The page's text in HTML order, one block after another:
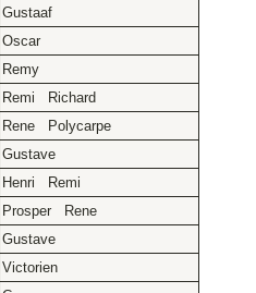
Gustaaf
Oscar
Remy
Remi Richard
Rene Polycarpe
Gustave
Henri Remi
Prosper Rene
Gustave
Victorien